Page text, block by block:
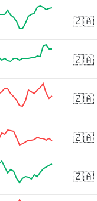
🇿🇦
🇿🇦
🇿🇦
🇿🇦
🇿🇦